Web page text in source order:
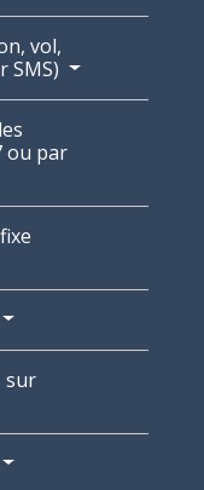
vol,
SMS)
ou par
sur